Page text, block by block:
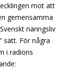
mot att
gemensamma
näringsliv
sätt. För några
i radions